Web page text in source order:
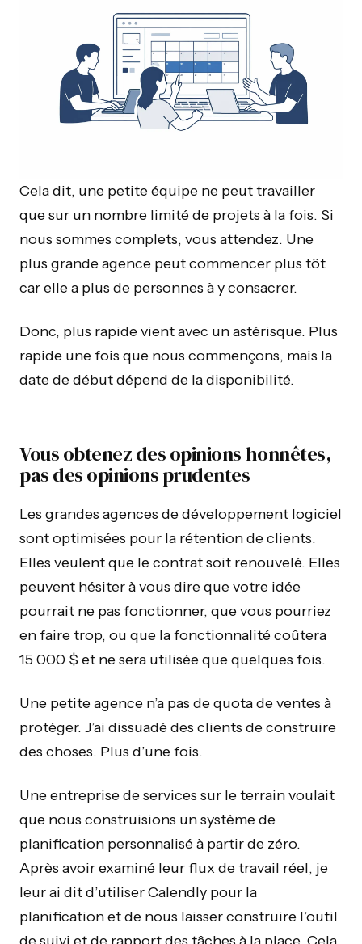
Cela dit, une petite équipe ne peut travailler
que sur un nombre limité de projets à la fois. Si
nous sommes complets, vous attendez. Une
plus grande agence peut commencer plus tôt
car elle a plus de personnes à y consacrer.
Donc, plus rapide vient avec un astérisque. Plus
rapide une fois que nous commençons, mais la
date de début dépend de la disponibilité.
Vous obtenez des opinions honnêtes,
pas des opinions prudentes
Les grandes agences de développement logiciel
sont optimisées pour la rétention de clients.
Elles veulent que le contrat soit renouvelé. Elles
peuvent hésiter à vous dire que votre idée
pourrait ne pas fonctionner, que vous pourriez
en faire trop, ou que la fonctionnalité coûtera
15 000 $ et ne sera utilisée que quelques fois.
Une petite agence n’a pas de quota de ventes à
protéger. J’ai dissuadé des clients de construire
des choses. Plus d’une fois.
Une entreprise de services sur le terrain voulait
que nous construisions un système de
planification personnalisé à partir de zéro.
Après avoir examiné leur flux de travail réel, je
leur ai dit d’utiliser Calendly pour la
planification et de nous laisser construire l’outil